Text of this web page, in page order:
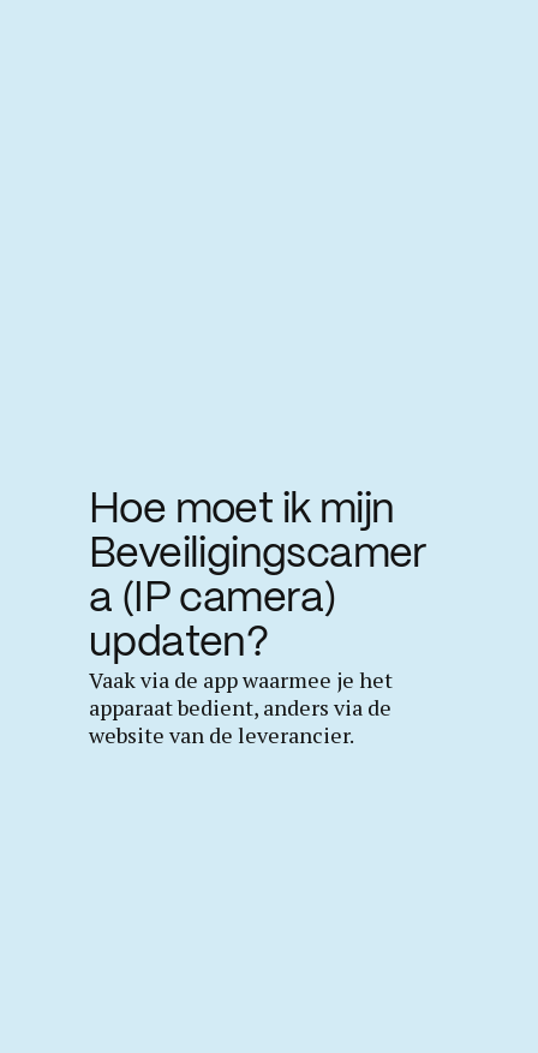
Hoe moet ik mijn
Beveiligingscamer
a (IP camera)
updaten?
Vaak via de app waarmee je het
apparaat bedient, anders via de
website van de leverancier.